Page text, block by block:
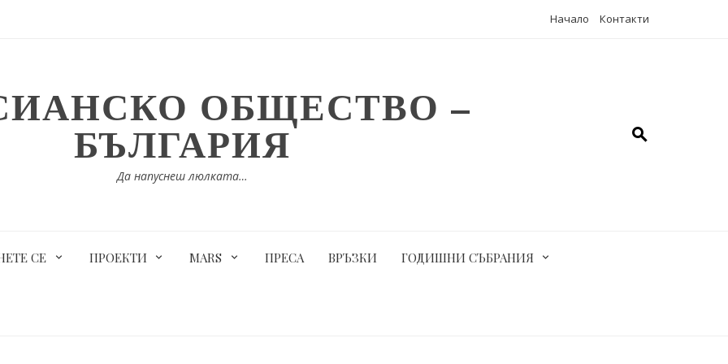
Начало Контакти
ОБЩЕСТВО –
БЪЛГАРИЯ
Да напуснеш люлката…
СЕ ПРОЕКТИ MARS ПРЕСА ВРЪЗКИ ГОДИШНИ СЪБРАНИЯ